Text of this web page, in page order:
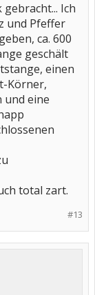
Ich
und Pfeffer
ca. 600
geschält
einen
Körner,
und eine
total zart.
#13